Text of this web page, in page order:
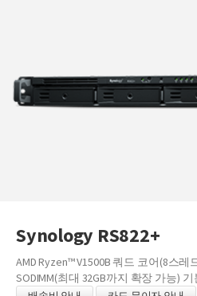
Synology RS822+
AMD Ryzen™ V1500B 쿼드 코어(8스레
SODIMM(최대 32GB까지 확장 가능)